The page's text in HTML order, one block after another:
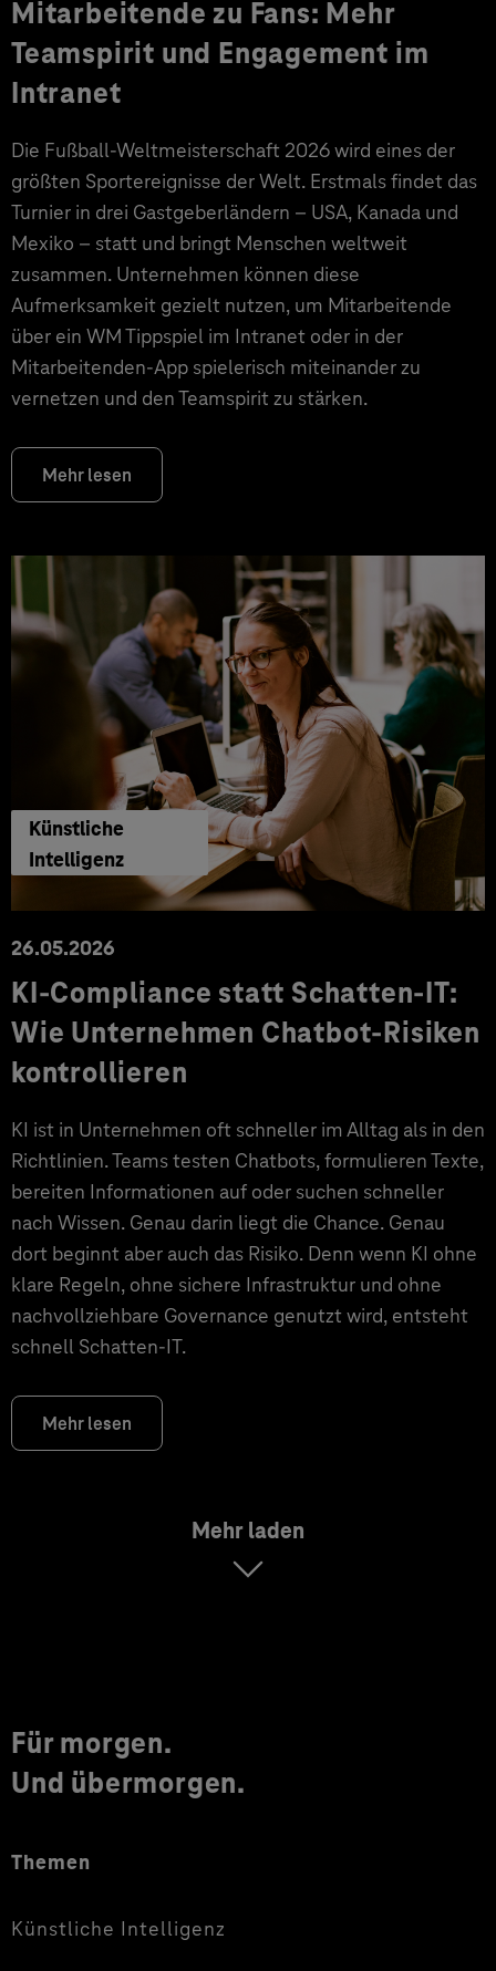
Mitarbeitende zu Fans: Mehr
Teamspirit und Engagement im
Intranet
Die Fußball-Weltmeisterschaft 2026 wird eines der
größten Sportereignisse der Welt. Erstmals findet das
Turnier in drei Gastgeberländern – USA, Kanada und
Mexiko – statt und bringt Menschen weltweit
zusammen. Unternehmen können diese
Aufmerksamkeit gezielt nutzen, um Mitarbeitende
über ein WM Tippspiel im Intranet oder in der
Mitarbeitenden-App spielerisch miteinander zu
vernetzen und den Teamspirit zu stärken.
Mehr lesen
Künstliche
Intelligenz
26.05.2026
KI-Compliance statt Schatten-IT:
Wie Unternehmen Chatbot-Risiken
kontrollieren
KI ist in Unternehmen oft schneller im Alltag als in den
Richtlinien. Teams testen Chatbots, formulieren Texte,
bereiten Informationen auf oder suchen schneller
nach Wissen. Genau darin liegt die Chance. Genau
dort beginnt aber auch das Risiko. Denn wenn KI ohne
klare Regeln, ohne sichere Infrastruktur und ohne
nachvollziehbare Governance genutzt wird, entsteht
schnell Schatten-IT.
Mehr lesen
Mehr laden
Für morgen.
Und übermorgen.
Themen
Künstliche Intelligenz